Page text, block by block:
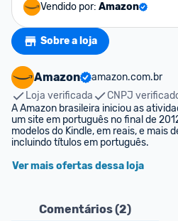
Vendido por: Amazon
Sobre a loja
Amazon
amazon.com.br
Loja verificada
CNPJ
A Amazon brasileira iniciou as
um site em português no final de
modelos do Kindle, em reais, e mais
incluindo títulos em português.
Ver mais ofertas dessa loja
Comentários (2)